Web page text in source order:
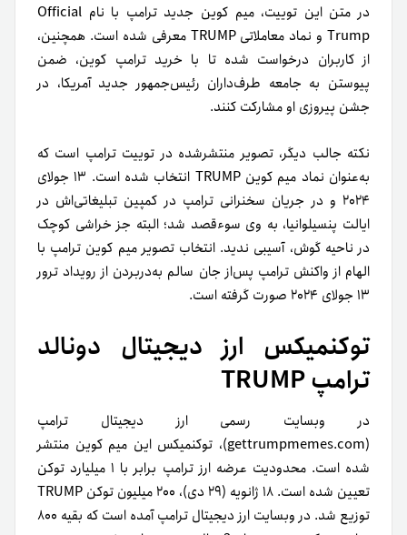
در متن این توییت، میم کوین جدید ترامپ با نام Official
Trump و نماد معاملاتی TRUMP معرفی شده است. همچنین،
از کاربران درخواست شده تا با خرید ترامپ کوین، ضمن
پیوستن به جامعه طرف‌داران رئیس‌جمهور جدید آمریکا، در
جشن پیروزی او مشارکت کنند.
نکته جالب دیگر، تصویر منتشر‌شده در توییت ترامپ است که
به‌عنوان نماد میم کوین TRUMP انتخاب شده است. ۱۳ جولای
۲۰۲۴ و در جریان سخنرانی ترامپ در کمپین تبلیغاتی‌اش در
ایالت پنسیلوانیا، به وی سوءقصد شد؛ البته جز خراشی کوچک
در ناحیه گوش، آسیبی ندید. انتخاب تصویر میم کوین ترامپ با
الهام از واکنش ترامپ پس‌از جان سالم به‌در‌بردن از رویداد ترور
۱۳ جولای ۲۰۲۴ صورت گرفته است.
توکنمیکس ارز دیجیتال دونالد
ترامپ TRUMP
در وبسایت رسمی ارز دیجیتال ترامپ
(gettrumpmemes.com)، توکنمیکس این میم کوین منتشر
شده است. محدودیت عرضه ارز ترامپ برابر با ۱ میلیارد توکن
تعیین شده است. ۱۸ ژانویه (۲۹ دی)، ۲۰۰ میلیون توکن TRUMP
توزیع شد. در وبسایت ارز دیجیتال ترامپ آمده است که بقیه ۸۰۰